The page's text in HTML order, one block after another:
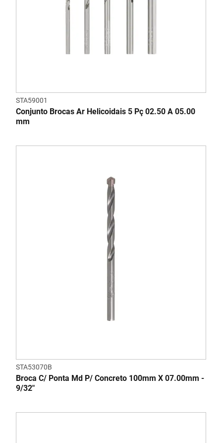
STA59001
Conjunto Brocas Ar Helicoidais 5 Pç 02.50 A 05.00
mm
STA53070B
Broca C/ Ponta Md P/ Concreto 100mm X 07.00mm -
9/32"